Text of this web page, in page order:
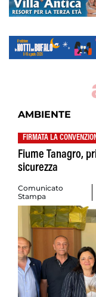
AMBIENTE
FIRMATA LA
Fiume Tanagro,
sicurezza
Comunicato
Stampa